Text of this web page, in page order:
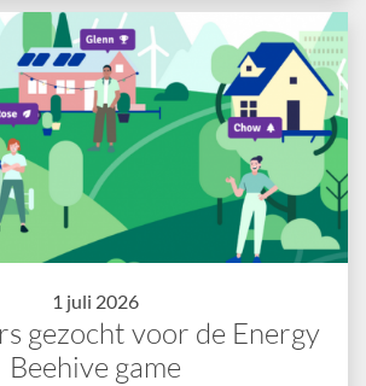
1 juli 2026
gezocht voor de Energy
Beehive game